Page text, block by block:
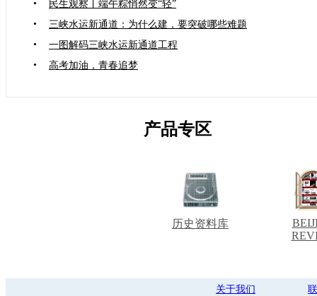
•
民生观察丨端午粽悄然变“轻”
•
三峡水运新通道：为什么建，要突破哪些难题
•
一图解码三峡水运新通道工程
•
高考加油，青春追梦
产品专区
历史资料库
关于我们